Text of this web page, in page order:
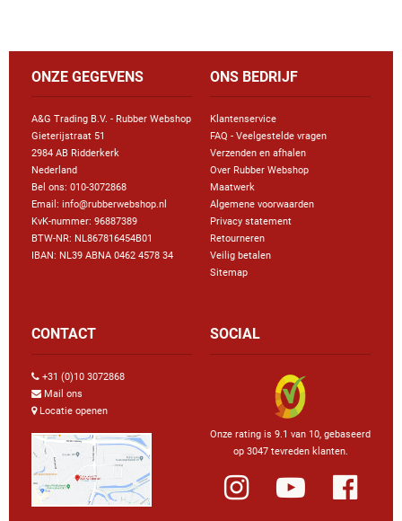
ONZE GEGEVENS
A&G Trading B.V. - Rubber Webshop
Gieterijstraat 51
2984 AB Ridderkerk
Nederland
Bel ons: 010-3072868
Email: info@rubberwebshop.nl
KvK-nummer: 96887389
BTW-NR: NL867816454B01
IBAN: NL39 ABNA 0462 4578 34
ONS BEDRIJF
Klantenservice
FAQ - Veelgestelde vragen
Verzenden en afhalen
Over Rubber Webshop
Maatwerk
Algemene voorwaarden
Privacy statement
Retourneren
Veilig betalen
Sitemap
CONTACT
+31 (0)10 3072868
Mail ons
Locatie openen
SOCIAL
Onze rating is 9.1 van 10, gebaseerd
op 3047 tevreden klanten.